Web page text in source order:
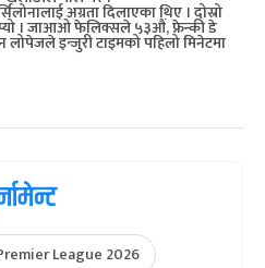
अग्रता दिलाएका थिए । दोस्रो
। जाआओ फेलिक्सले ५३औं, फ्रेन्की डे
इन्जुरी टाइमको पहिलो मिनेटमा
League 2026